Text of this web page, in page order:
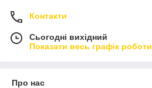
Контакти
Сьогодні вихідний
Показати весь графік роботи
Про нас